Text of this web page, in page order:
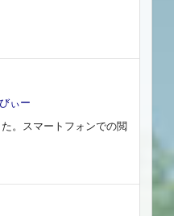
ぃー
。スマートフォンでの閲